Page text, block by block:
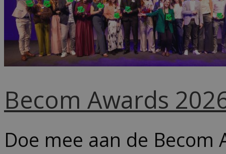
Becom Awards
Doe mee aan de